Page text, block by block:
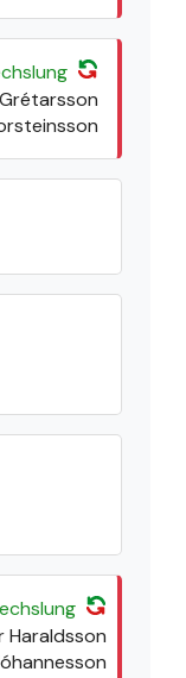
Haraldsson